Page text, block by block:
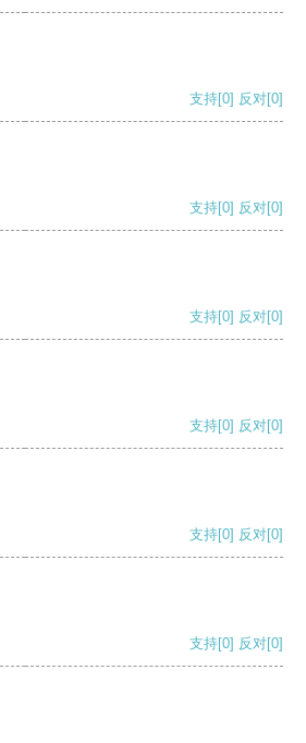
支持[0] 反对[0]
支持[0] 反对[0]
支持[0] 反对[0]
支持[0] 反对[0]
支持[0] 反对[0]
支持[0] 反对[0]